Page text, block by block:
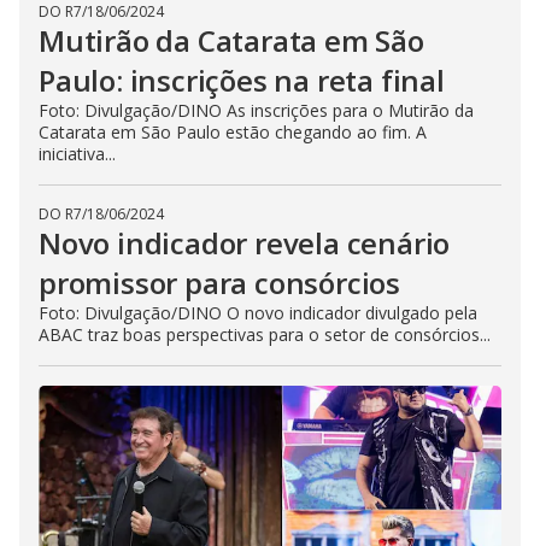
DO R7/18/06/2024
Mutirão da Catarata em São
Paulo: inscrições na reta final
Foto: Divulgação/DINO As inscrições para o Mutirão da
Catarata em São Paulo estão chegando ao fim. A
iniciativa...
DO R7/18/06/2024
Novo indicador revela cenário
promissor para consórcios
Foto: Divulgação/DINO O novo indicador divulgado pela
ABAC traz boas perspectivas para o setor de consórcios...